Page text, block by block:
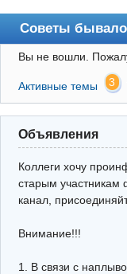
Советы
Форум
Правила
Поиск
Регистрация
Архив
Почта
Поиск
Вы не вошли.
Активные темы 3
Объявления
Коллеги хочу
старым участникам
канал,
Внимание!!!
1. В связи с